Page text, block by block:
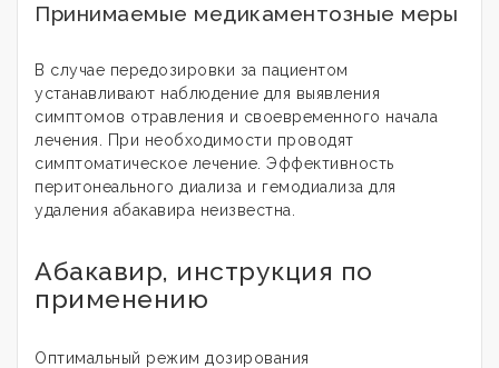
Принимаемые медикаментозные меры
В случае передозировки за пациентом
устанавливают наблюдение для выявления
симптомов отравления и своевременного начала
лечения. При необходимости проводят
симптоматическое лечение. Эффективность
перитонеального диализа и гемодиализа для
удаления абакавира неизвестна.
Абакавир, инструкция по
применению
Оптимальный режим дозирования